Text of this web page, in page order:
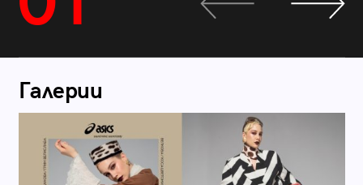
Галерии